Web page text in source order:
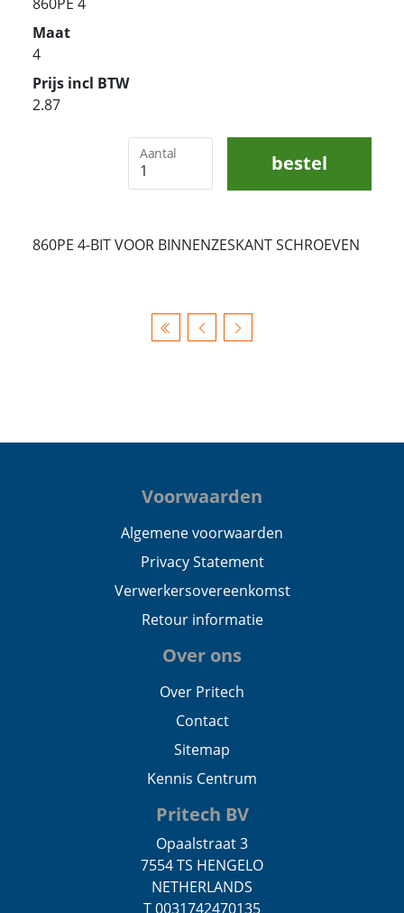
Maat
4
Prijs incl BTW
2.87
Aantal bestel
860PE 4-BIT VOOR BINNENZESKANT SCHROEVEN
Voorwaarden
Algemene voorwaarden
Privacy Statement
Verwerkersovereenkomst
Retour informatie
Over ons
Over Pritech
Contact
Sitemap
Kennis Centrum
Pritech BV
Opaalstraat 3
7554 TS HENGELO
NETHERLANDS
T 0031742470135